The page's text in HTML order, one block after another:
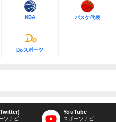
NBA バスケ代表
Doスポーツ
ツナビ
YouTube
スポーツナビ